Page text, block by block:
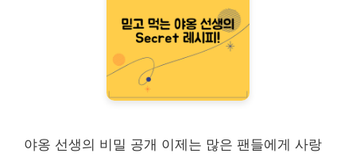
야옹 선생의 비밀 공개 이제는 많은 팬들에게 사랑